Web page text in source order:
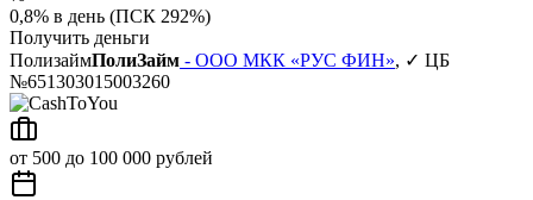
0,8% в день (ПСК 292%)
Получить деньги
ПолизаймПолиЗайм - ООО МКК «РУС ФИН», ✓ ЦБ
№651303015003260
от 500 до 100 000 рублей